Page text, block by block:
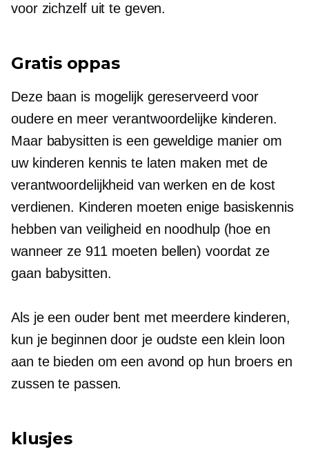
voor zichzelf uit te geven.
Gratis oppas
Deze baan is mogelijk gereserveerd voor
oudere en meer verantwoordelijke kinderen.
Maar babysitten is een geweldige manier om
uw kinderen kennis te laten maken met de
verantwoordelijkheid van werken en de kost
verdienen. Kinderen moeten enige basiskennis
hebben van veiligheid en noodhulp (hoe en
wanneer ze 911 moeten bellen) voordat ze
gaan babysitten.
Als je een ouder bent met meerdere kinderen,
kun je beginnen door je oudste een klein loon
aan te bieden om een ​​avond op hun broers en
zussen te passen.
klusjes